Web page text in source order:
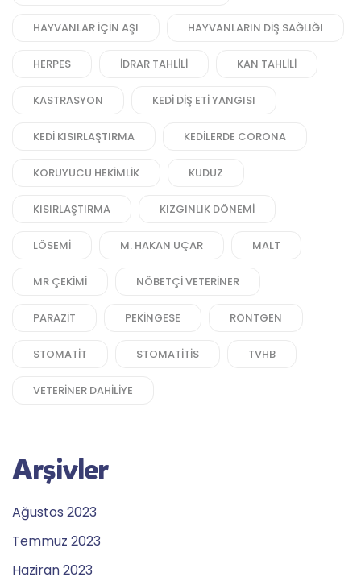
HAYVANLAR IÇIN AŞI HAYVANLARIN DIŞ SAĞLIĞI
HERPES IDRAR TAHLILI KAN TAHLILI
KASTRASYON KEDI DIŞ ETI YANGISI
KEDI KISIRLAŞTIRMA KEDILERDE CORONA
KORUYUCU HEKIMLIK KUDUZ
KISIRLAŞTIRMA KIZGINLIK DÖNEMI
LÖSEMI M. HAKAN UÇAR MALT
MR ÇEKIMI NÖBETÇI VETERINER
PARAZIT PEKINGESE RÖNTGEN
STOMATIT STOMATITIS TVHB
VETERINER DAHILIYE
Arşivler
Ağustos 2023
Temmuz 2023
Haziran 2023